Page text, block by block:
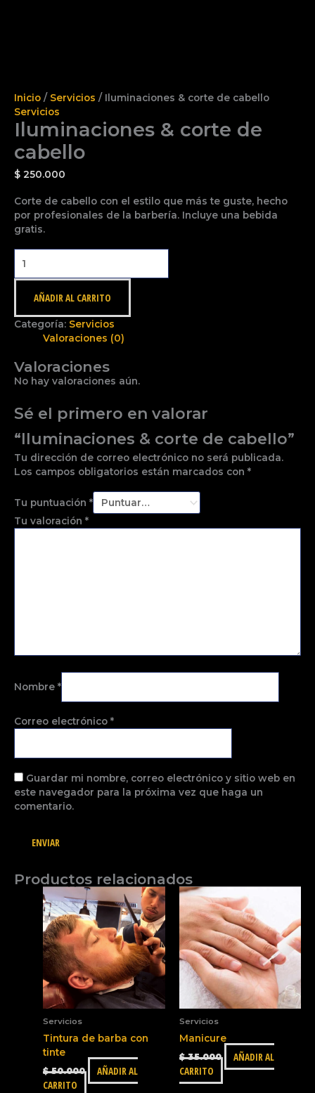
Inicio / Servicios / Iluminaciones & corte de cabello
Servicios
Iluminaciones & corte de
cabello
$ 250.000
Corte de cabello con el estilo que más te guste, hecho
por profesionales de la barbería. Incluye una bebida
gratis.
AÑADIR AL CARRITO
Categoría: Servicios
Valoraciones (0)
Valoraciones
No hay valoraciones aún.
Sé el primero en valorar
“Iluminaciones & corte de cabello”
Tu dirección de correo electrónico no será publicada.
Los campos obligatorios están marcados con *
Tu puntuación *
Tu valoración *
Nombre *
Correo electrónico *
Guardar mi nombre, correo electrónico y sitio web en
este navegador para la próxima vez que haga un
comentario.
Productos relacionados
Servicios
Tintura de barba con
tinte
$50.000
AÑADIR AL
CARRITO
Servicios
Manicure
$35.000
AÑADIR AL
CARRITO